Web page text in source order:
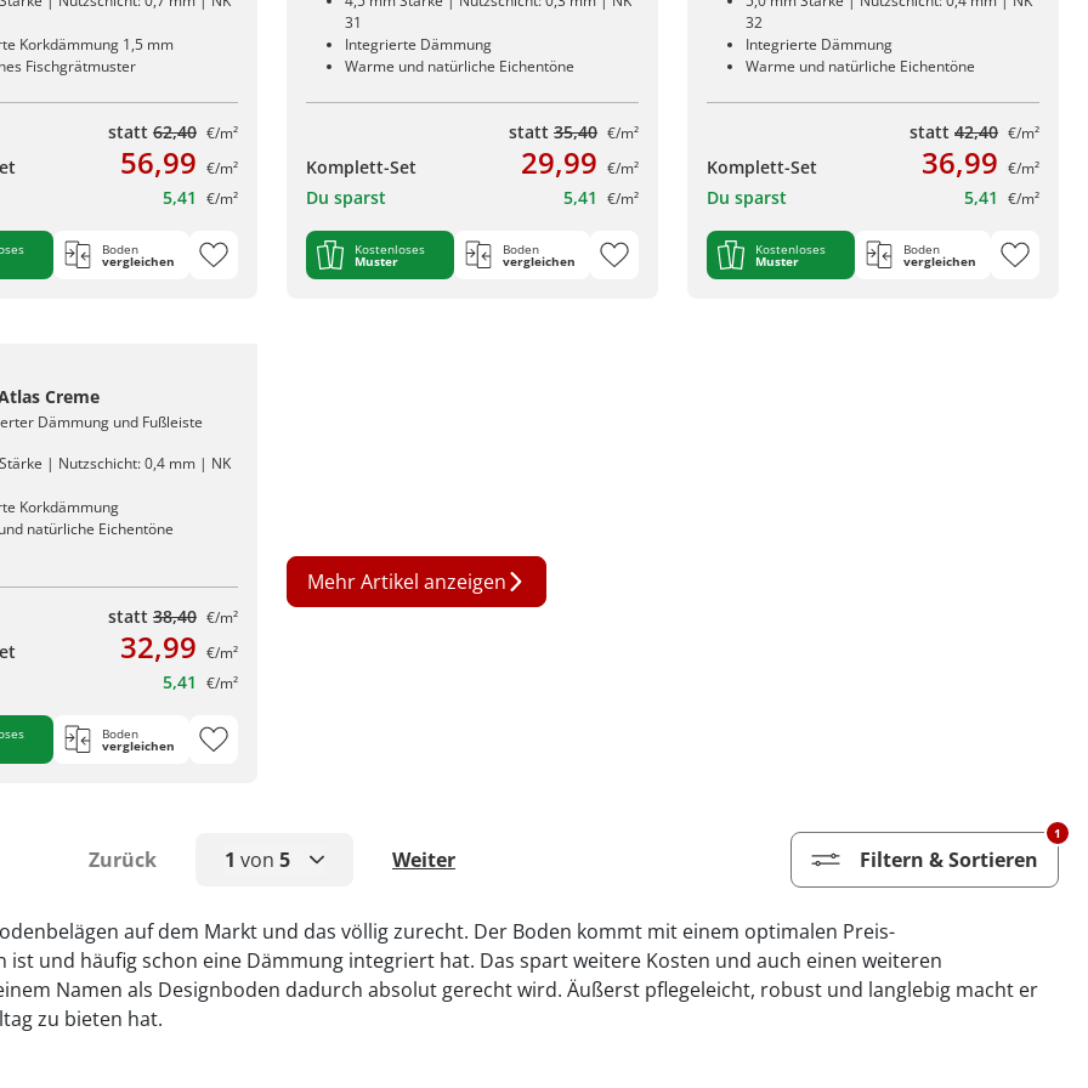
Korkdämmung 1,5 mm
Fischgrätmuster
statt 62,40 €/m²
56,99 €/m²
5,41 €/m²
Boden
vergleichen
31
Integrierte Dämmung
Warme und natürliche Eichentöne
statt 35,40 €/m²
Komplett-Set 29,99 €/m²
Du sparst 5,41 €/m²
Kostenloses
Muster
Boden
vergleichen
32
Integrierte Dämmung
Warme und natürliche Eichentöne
statt 42,40 €/m²
Komplett-Set 36,99 €/m²
Du sparst 5,41 €/m²
Kostenloses
Muster
Boden
vergleichen
Creme
Dämmung und Fußleiste
| Nutzschicht: 0,4 mm | NK
Korkdämmung
natürliche Eichentöne
statt 38,40 €/m²
32,99 €/m²
5,41 €/m²
Boden
vergleichen
Mehr Artikel anzeigen
Zurück 1 von 5
2
Weiter Filtern & Sortieren
1
auf dem Markt und das völlig zurecht. Der Boden kommt mit einem optimalen Preis-
und häufig schon eine Dämmung integriert hat. Das spart weitere Kosten und auch einen weiteren
Namen als Designboden dadurch absolut gerecht wird. Äußerst pflegeleicht, robust und langlebig macht er
zu bieten hat.